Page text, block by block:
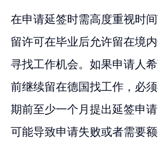
在申请延签时需高度重视时
留许可在毕业后允许留在境
寻找工作机会。如果申请人
前继续留在德国找工作，必
期前至少一个月提出延签申
可能导致申请失败或者需要额